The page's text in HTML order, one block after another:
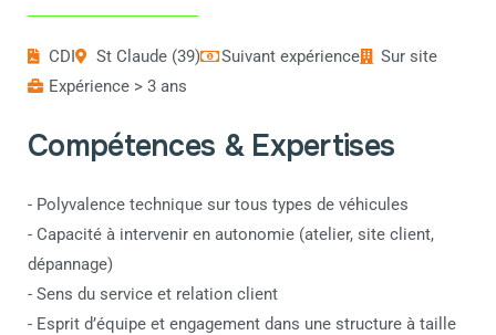
CDI St Claude (39) Suivant expérience
Sur site
Expérience > 3 ans
Compétences & Expertises
- Polyvalence technique sur tous types de véhicules
- Capacité à intervenir en autonomie (atelier, site client,
dépannage)
- Sens du service et relation client
- Esprit d’équipe et engagement dans une structure à taille